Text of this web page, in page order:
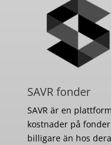
SAVR fonder
SAVR är en
kostnader på
billigare än hos